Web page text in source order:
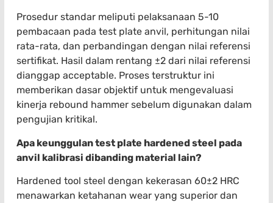
Prosedur standar meliputi pelaksanaan 5-10
pembacaan pada test plate anvil, perhitungan nilai
rata-rata, dan perbandingan dengan nilai referensi
sertifikat. Hasil dalam rentang ±2 dari nilai referensi
dianggap acceptable. Proses terstruktur ini
memberikan dasar objektif untuk mengevaluasi
kinerja rebound hammer sebelum digunakan dalam
pengujian kritikal.
Apa keunggulan test plate hardened steel pada
anvil kalibrasi dibanding material lain?
Hardened tool steel dengan kekerasan 60±2 HRC
menawarkan ketahanan wear yang superior dan